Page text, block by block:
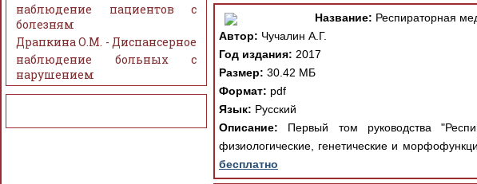
Название: Респираторная
Автор: Чучалин А.Г.
Год издания: 2017
Размер: 30.42 МБ
Формат: pdf
Язык: Русский
Описание: Первый том руководства
физиологические, генетические и
бесплатно
наблюдение пациентов с
болезням
Драпкина О.М. - Диспансерное
наблюдение больных с
нарушением